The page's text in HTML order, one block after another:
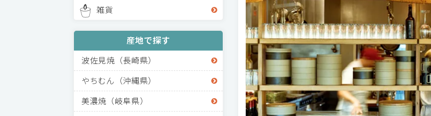
雑貨
産地で探す
波佐見焼（長崎県）
やちむん（沖縄県）
美濃焼（岐阜県）